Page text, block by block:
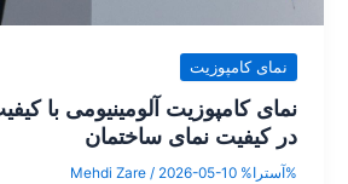
نمای کامپوزیت
نمای کامپوزیت آلومینیومی با
در کیفیت نمای ساختمان‌
%آسترا% Mehdi Zare/ 2026-05-10